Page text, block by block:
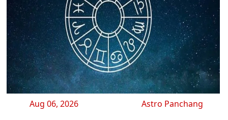
Aug 06, 2026 Astro Panchang